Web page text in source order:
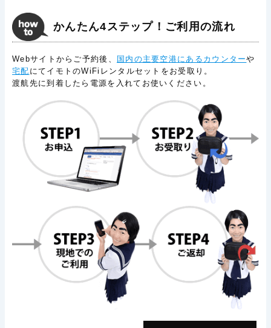
かんたん4ステップ！ご利用の流れ
Webサイトからご予約後、 国内の主要空港にあるカウンターや
宅配 にてイモトのWiFiレンタルセットをお受取り。
渡航先に到着したら電源を入れてお使いください。